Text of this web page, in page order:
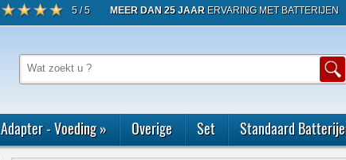
5 / 5 MEER DAN 25 JAAR ERVARING MET BATTERIJEN
Adapter - Voeding» Overige Set Standaard